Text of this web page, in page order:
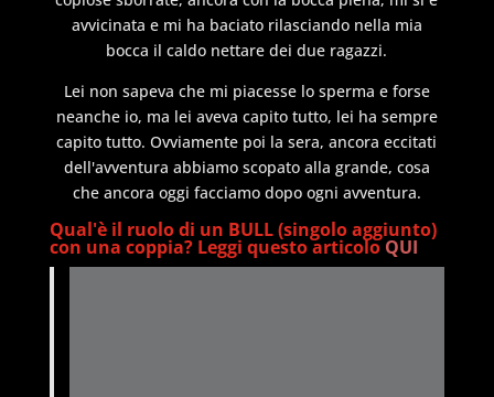
avvicinata e mi ha baciato rilasciando nella mia
bocca il caldo nettare dei due ragazzi.
Lei non sapeva che mi piacesse lo sperma e forse
neanche io, ma lei aveva capito tutto, lei ha sempre
capito tutto. Ovviamente poi la sera, ancora eccitati
dell'avventura abbiamo scopato alla grande, cosa
che ancora oggi facciamo dopo ogni avventura.
Qual'è il ruolo di un BULL (singolo aggiunto)
con una coppia? Leggi questo articoloQUI